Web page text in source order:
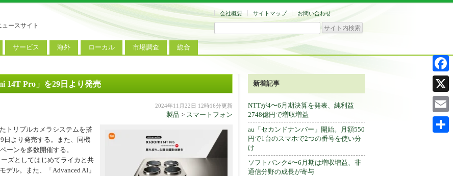
ースサイト
会社概要 サイトマップ お問い合わせ
フォン
ター
サービス
アプリ
料金プラン
電力小売
海外
Androidニュース
海外展示会
インバウンド
現地サービス
ローカル
地方展示会
市場調査 総合
14T Pro」を29日より発売
2024年11月22日 12時16分更新
製品 > スマートフォン
トリプルカメラシステムを搭
日より発売する。また、同機
ーンを多数開催する。
ズとしてはじめてライカと共
ル。また、「Advanced AI」
新着記事
NTTが4〜6月期決算を発表、純利益
2748億円で増収増益
au「セカンドナンバー」開始。月額550
円で1台のスマホで2つの番号を使い分
け
ソフトバンク4〜6月期は増収増益、非
通信分野の成長が寄与
X
Email